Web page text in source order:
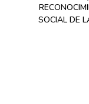
SOCIAL DE